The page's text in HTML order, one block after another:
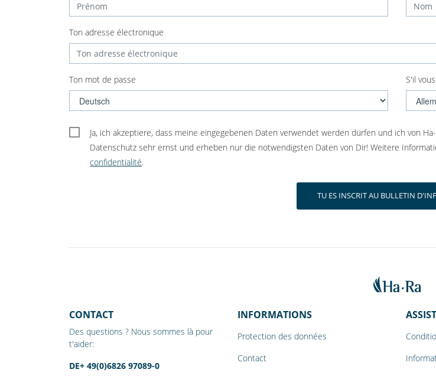
Ton adresse électronique
Ton mot de passe S'il
Ja, ich akzeptiere, dass meine eingegebenen Daten verwendet werden dürfen und ich von
Datenschutz sehr ernst und erheben nur die notwendigsten Daten von Dir! Weitere
confidentialité.
CONTACT
Des questions ? Nous sommes là pour
t'aider:
DE+ 49(0)6826 97089-0
INFORMATIONS
Protection des données
Contact